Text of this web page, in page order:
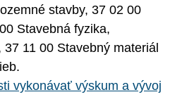
stavby, 37 02 00
Stavebná fyzika,
11 00 Stavebný materiál
vykonávať výskum a vývoj